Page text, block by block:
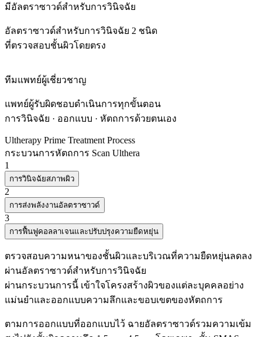
มีอัลตราซาวด์สำหรับการวินิจฉัย
อัลตราซาวด์สำหรับการวินิจฉัย 2 ชนิด
ที่ตรวจสอบชั้นผิวโดยตรง
ทีมแพทย์ผู้เชี่ยวชาญ
แพทย์ผู้รับผิดชอบดำเนินการทุกขั้นตอน
การวินิจฉัย · ออกแบบ · หัตถการด้วยตนเอง
Ultherapy Prime Treatment Process
กระบวนการหัตถการ Scan Ulthera
1
การวินิจฉัยสภาพผิว
2
การส่งพลังงานอัลตราซาวด์
3
การฟื้นฟูคอลลาเจนและปรับปรุงความยืดหยุ่น
ตรวจสอบความหนาของชั้นผิวและบริเวณที่ความยืดหยุ่นลดลง
ผ่านอัลตราซาวด์สำหรับการวินิจฉัย
ผ่านกระบวนการนี้ เข้าใจโครงสร้างผิวของแต่ละบุคคลอย่าง
แม่นยำและออกแบบความลึกและขอบเขตของหัตถการ
ตามการออกแบบที่ออกแบบไว้ ฉายอัลตราซาวด์รวมความเข้ม